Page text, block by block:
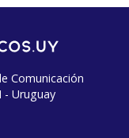
Comunicación
- Uruguay